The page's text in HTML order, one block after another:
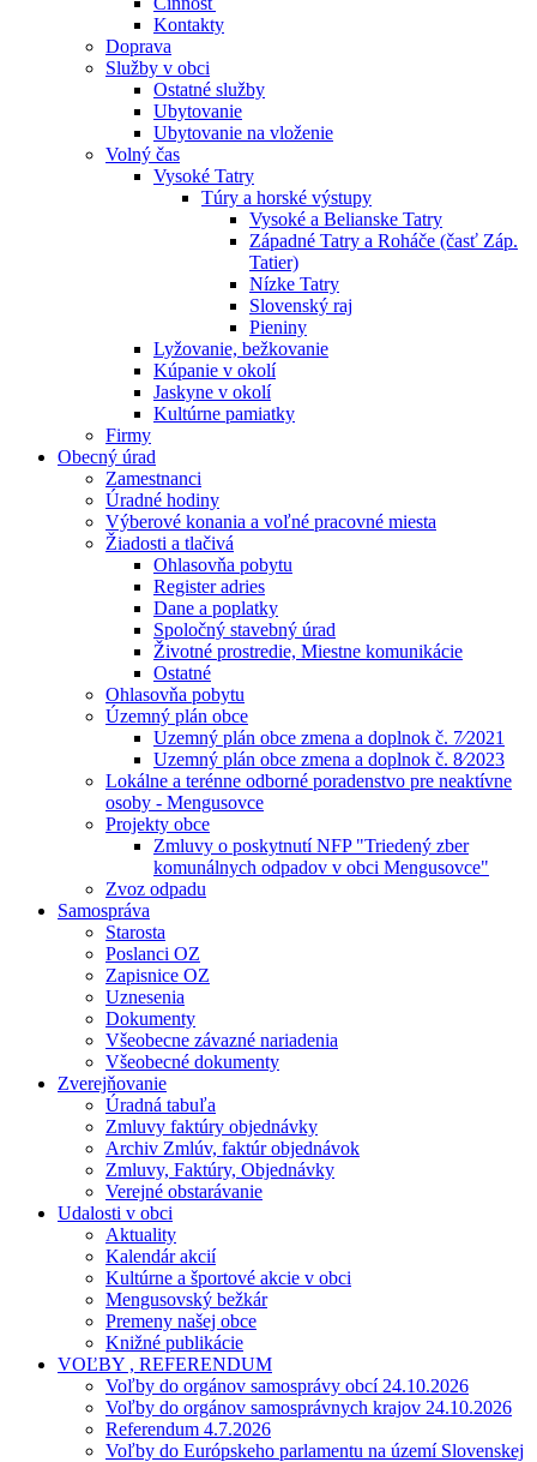
Kontakty
Doprava
Služby v obci
Ostatné služby
Ubytovanie
Ubytovanie na vloženie
Volný čas
Vysoké Tatry
Túry a horské výstupy
Vysoké a Belianske Tatry
Západné Tatry a Roháče (časť Záp.
Tatier)
Nízke Tatry
Slovenský raj
Pieniny
Lyžovanie, bežkovanie
Kúpanie v okolí
Jaskyne v okolí
Kultúrne pamiatky
Firmy
Obecný úrad
Zamestnanci
Úradné hodiny
Výberové konania a voľné pracovné miesta
Žiadosti a tlačivá
Ohlasovňa pobytu
Register adries
Dane a poplatky
Spoločný stavebný úrad
Životné prostredie, Miestne komunikácie
Ostatné
Ohlasovňa pobytu
Územný plán obce
Uzemný plán obce zmena a doplnok č. 7⁄2021
Uzemný plán obce zmena a doplnok č. 8⁄2023
Lokálne a terénne odborné poradenstvo pre neaktívne
osoby - Mengusovce
Projekty obce
Zmluvy o poskytnutí NFP "Triedený zber
komunálnych odpadov v obci Mengusovce"
Zvoz odpadu
Samospráva
Starosta
Poslanci OZ
Zapisnice OZ
Uznesenia
Dokumenty
Všeobecne závazné nariadenia
Všeobecné dokumenty
Zverejňovanie
Úradná tabuľa
Zmluvy faktúry objednávky
Archiv Zmlúv, faktúr objednávok
Zmluvy, Faktúry, Objednávky
Verejné obstarávanie
Udalosti v obci
Aktuality
Kalendár akcií
Kultúrne a športové akcie v obci
Mengusovský bežkár
Premeny našej obce
Knižné publikácie
VOĽBY , REFERENDUM
Voľby do orgánov samosprávy obcí 24.10.2026
Voľby do orgánov samosprávnych krajov 24.10.2026
Referendum 4.7.2026
Voľby do Európskeho parlamentu na území Slovenskej